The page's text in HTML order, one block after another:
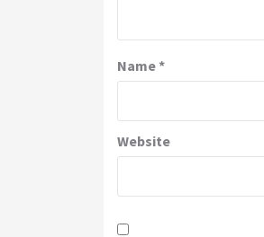
Name*
Website